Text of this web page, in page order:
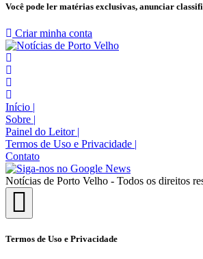
Você pode ler matérias exclusivas, anunciar
Criar minha conta
Início |
Sobre |
Painel do Leitor |
Termos de Uso e Privacidade |
Contato
Notícias de Porto Velho - Todos os direitos
Termos de Uso e Privacidade